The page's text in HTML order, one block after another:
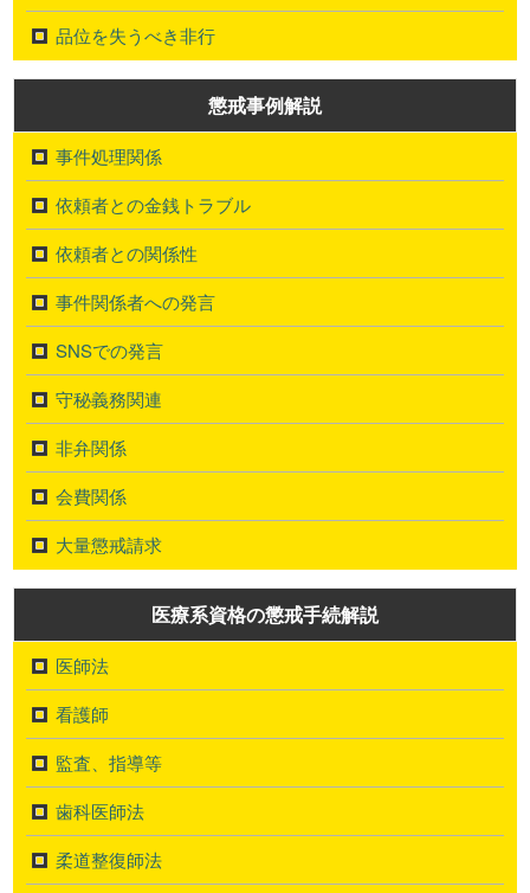
品位を失うべき非行
懲戒事例解説
事件処理関係
依頼者との金銭トラブル
依頼者との関係性
事件関係者への発言
SNSでの発言
守秘義務関連
非弁関係
会費関係
大量懲戒請求
医療系資格の懲戒手続解説
医師法
看護師
監査、指導等
歯科医師法
柔道整復師法